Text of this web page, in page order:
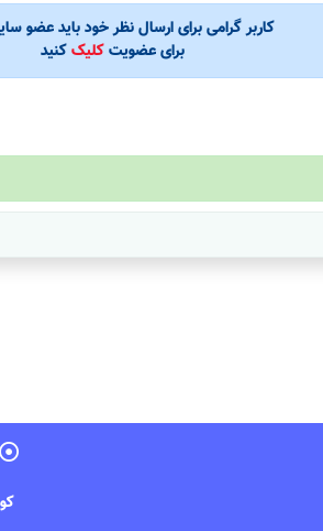
کاربر گرامی برای ارسال نظر خود باید عضو
برای عضویتکلیککنید